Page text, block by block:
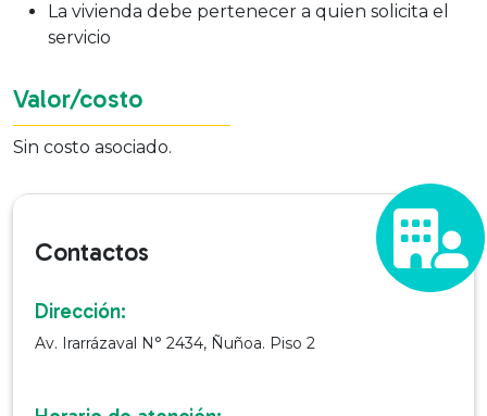
La vivienda debe pertenecer a quien solicita el
servicio
Valor/costo
Sin costo asociado.
Contactos
Dirección:
Av. Irarrázaval N° 2434, Ñuñoa. Piso 2